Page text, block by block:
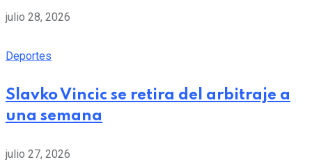
julio 28, 2026
Deportes
Slavko Vincic se retira del arbitraje a
una semana
julio 27, 2026